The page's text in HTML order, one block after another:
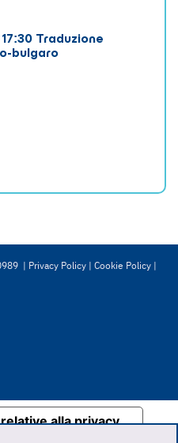
Traduzione
bulgaro
| Privacy Policy Cookie Policy
alla privacy